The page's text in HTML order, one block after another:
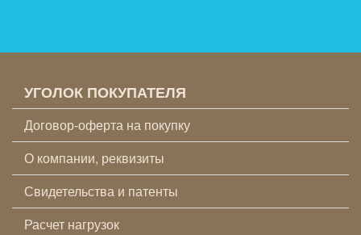
УГОЛОК ПОКУПАТЕЛЯ
Договор-оферта на покупку
О компании, реквизиты
Свидетельства и патенты
Расчет нагрузок